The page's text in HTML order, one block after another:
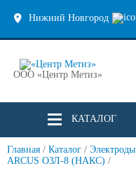
Нижний Новгород
ООО «Центр Метиз»
КАТАЛОГ
Главная / Каталог / Электроды
ARCUS ОЗЛ-8 (НАКС) /